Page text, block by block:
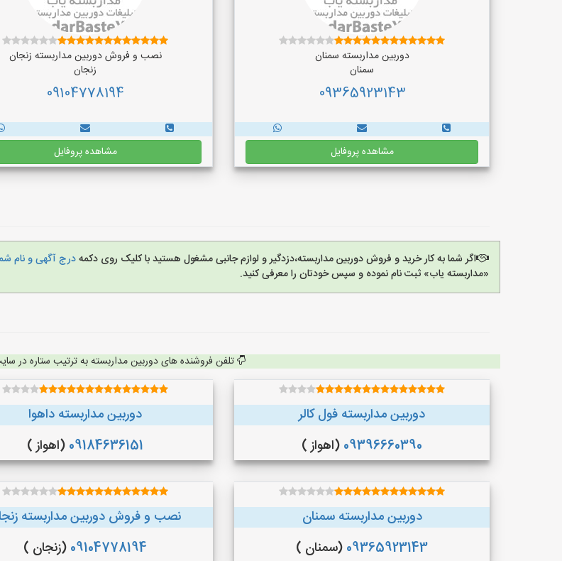
دوربین مداربسته سمنان
سمنان
09365923143
مشاهده پروفایل
نصب و فروش دوربین مداربسته زنجان
زنجان
09104778194
مشاهده پروفایل
اگر شما به کار خرید و فروش دوربین مداربسته،دزدگیر و لوازم جانبی مشغول هستید با کلیک روی دکمهدرج آگهی و نام
«مداربسته یاب» ثبت نام نموده و سپس خودتان را معرفی کنید.
تلفن فروشنده های دوربین مداربسته به ترتیب ستاره در
دوربین مداربسته فول کالر
09396660390 (اهواز )
دوربین مداربسته داهوا
09184636151 (اهواز )
دوربین مداربسته سمنان
09365923143 (سمنان )
نصب و فروش دوربین مداربسته
09104778194 (زنجان )